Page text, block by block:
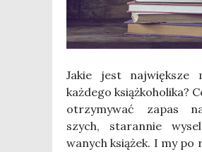
Jakie jest naj­więk­sze
każ­de­go książ­ko­ho­li­ka?
otrzy­my­wać zapas
szych, sta­ran­nie
wa­nych ksią­żek. I my